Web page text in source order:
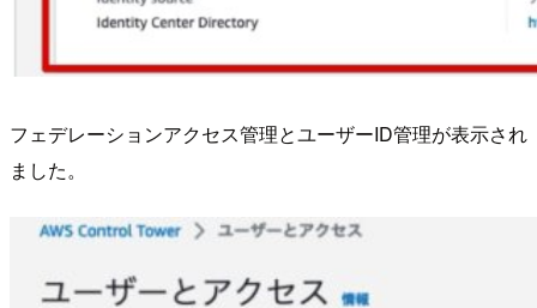
フェデレーションアクセス管理とユーザーID管理が表示され
ました。